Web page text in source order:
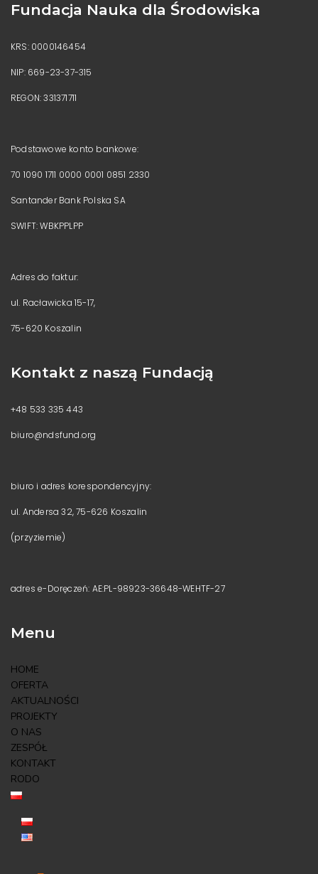
Fundacja Nauka dla Środowiska
KRS: 0000146454
NIP: 669-23-37-315
REGON: 331371711
Podstawowe konto bankowe:
70 1090 1711 0000 0001 0851 2330
Santander Bank Polska SA
SWIFT: WBKPPLPP
Adres do faktur:
ul. Racławicka 15-17,
75-620 Koszalin
Kontakt z naszą Fundacją
+48 533 335 443
biuro@ndsfund.org
biuro i adres korespondencyjny:
ul. Andersa 32, 75-626 Koszalin
(przyziemie)
adres e-Doręczeń: AE:PL-98923-36648-WEHTF-27
Menu
HOME
OFERTA
AKTUALNOŚCI
PROJEKTY
O NAS
ZESPÓŁ
KONTAKT
RODO